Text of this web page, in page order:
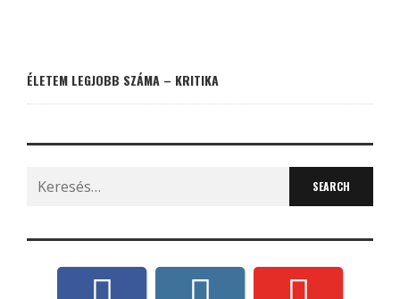
ÉLETEM LEGJOBB SZÁMA – KRITIKA
Search
for: